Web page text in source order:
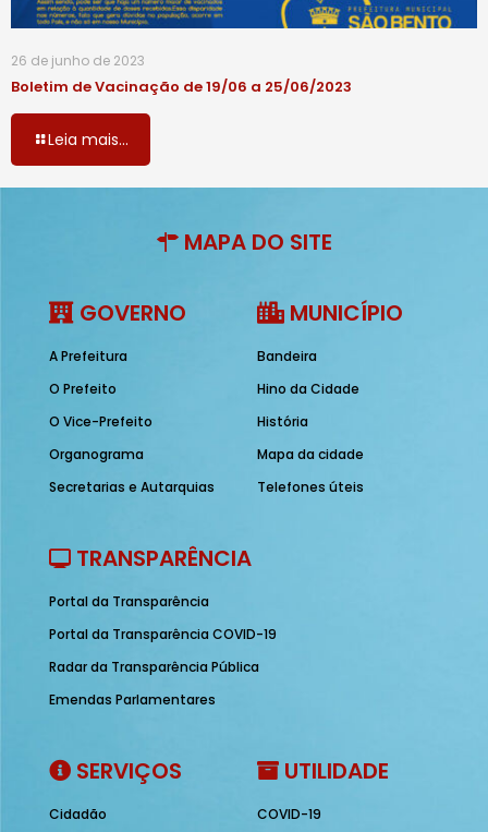
26 de junho de 2023
Boletim de Vacinação de 19/06 a 25/06/2023
Leia mais...
MAPA DO SITE
GOVERNO
A Prefeitura
O Prefeito
O Vice-Prefeito
Organograma
Secretarias e Autarquias
MUNICÍPIO
Bandeira
Hino da Cidade
História
Mapa da cidade
Telefones úteis
TRANSPARÊNCIA
Portal da Transparência
Portal da Transparência COVID-19
Radar da Transparência Pública
Emendas Parlamentares
SERVIÇOS
Cidadão
UTILIDADE
COVID-19